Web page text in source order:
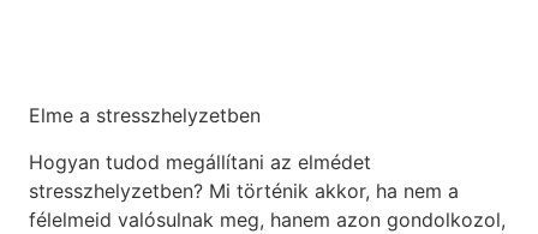
Elme a stresszhelyzetben
Hogyan tudod megállítani az elmédet
stresszhelyzetben? Mi történik akkor, ha nem a
félelmeid valósulnak meg, hanem azon gondolkozol,